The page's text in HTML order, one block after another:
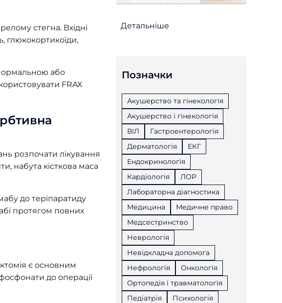
стегна. Вхідні
глюкокортикоїди,
або
FRAX
розпочати лікування
набута кісткова маса
до теріпаратиду
протягом повних
є основним
до операції
Детальніше
Позначки
Акушерство та гінекологія
Акушерство і гінекологія
ВІЛ
Гастроентерологія
Дерматологія
ЕКГ
Ендокринологія
Кардіологія
ЛОР
Лабораторна діагностика
Медицина
Медичне право
Медсестринство
Неврологія
Невідкладна допомога
Нефрологія
Онкологія
Ортопедія і травматологія
Педіатрія
Психологія